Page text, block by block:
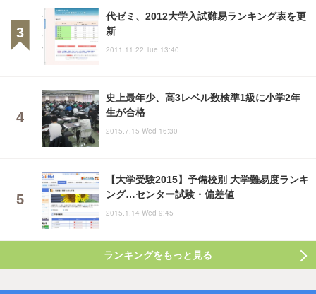
代ゼミ、2012大学入試難易ランキング表を更
新
2011.11.22 Tue 13:40
史上最年少、高3レベル数検準1級に小学2年
生が合格
2015.7.15 Wed 16:30
【大学受験2015】予備校別 大学難易度ランキ
ング…センター試験・偏差値
2015.1.14 Wed 9:45
ランキングをもっと見る